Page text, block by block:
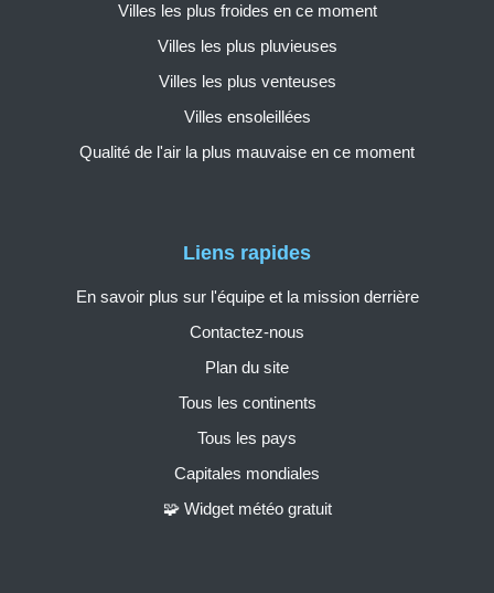
Liens rapides
En savoir plus sur l'équipe et la mission derrière
Contactez-nous
Plan du site
Tous les continents
Tous les pays
Capitales mondiales
🧩 Widget météo gratuit
Villes les plus froides en ce moment
Villes les plus pluvieuses
Villes les plus venteuses
Villes ensoleillées
Qualité de l'air la plus mauvaise en ce moment